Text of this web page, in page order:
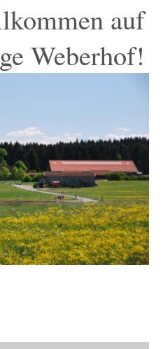
auf
Weberhof!